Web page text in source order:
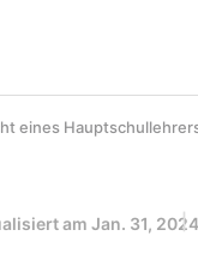
eines
am Jan. 31, 2024